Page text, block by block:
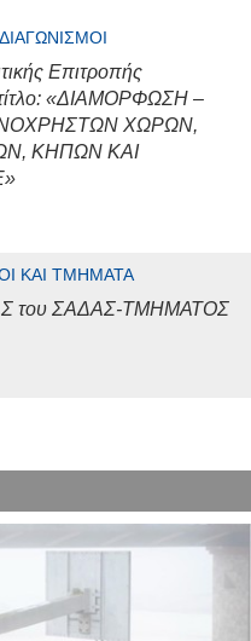
Επιτροπής
τίτλο: «ΔΙΑΜΟΡΦΩΣΗ –
ΧΩΡΩΝ,
ΚΗΠΩΝ ΚΑΙ
ΚΑΙ ΤΜΉΜΑΤΑ
ΔΣ του ΣΑΔΑΣ-ΤΜΗΜΑΤΟΣ